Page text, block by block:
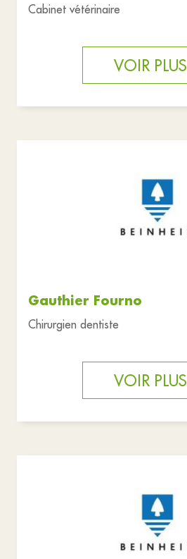
Cabinet vétérinaire
VOIR PLUS
Gauthier Fourno
Chirurgien dentiste
VOIR PLUS